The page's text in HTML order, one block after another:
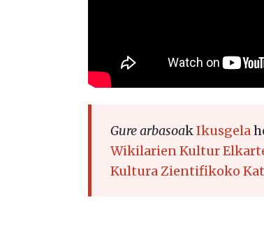
Gure arbasoakIkusgela
Wikilarien Kultur
Kultura Zientifikoko